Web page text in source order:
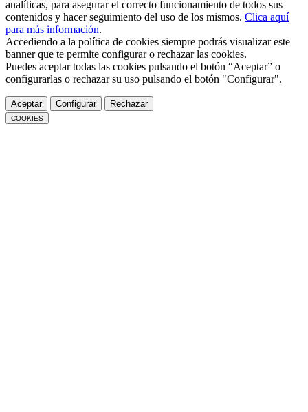
analíticas, para asegurar el correcto funcionamiento de todos sus
contenidos y hacer seguimiento del uso de los mismos. Clica aquí
para más información.
Accediendo a la política de cookies siempre podrás visualizar este
banner que te permite configurar o rechazar las cookies.
Puedes aceptar todas las cookies pulsando el botón “Aceptar” o
configurarlas o rechazar su uso pulsando el botón "Configurar".
Aceptar Configurar Rechazar
COOKIES